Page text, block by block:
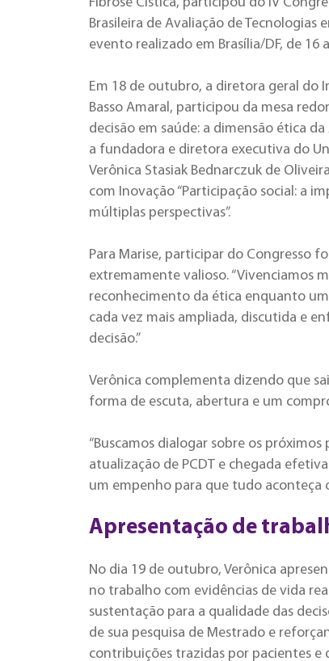
Brasileira de Avaliação de Tecnologias
evento realizado em Brasília/DF, de 16
Em 18 de outubro, a diretora geral do
Basso Amaral, participou da mesa
decisão em saúde: a dimensão ética da
a fundadora e diretora executiva do
Verônica Stasiak Bednarczuk de
com Inovação “Participação social: a
múltiplas perspectivas”.
Para Marise, participar do Congresso
extremamente valioso. “Vivenciamos
reconhecimento da ética enquanto um
cada vez mais ampliada, discutida e
decisão.”
Verônica complementa dizendo que
forma de escuta, abertura e um
“Buscamos dialogar sobre os
atualização de PCDT e chegada
um empenho para que tudo aconteça
Apresentação de
No dia 19 de outubro, Verônica
no trabalho com evidências de vida
sustentação para a qualidade das
de sua pesquisa de Mestrado e
contribuições trazidas por pacientes e